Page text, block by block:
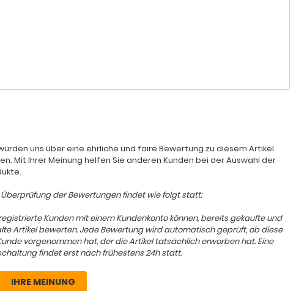
uns über eine ehrliche und faire Bewertung zu diesem Artikel
Mit Ihrer Meinung helfen Sie anderen Kunden bei der Auswahl der
Überprüfung der Bewertungen findet wie folgt statt:
Kunden mit einem Kundenkonto können, bereits gekaufte und
Artikel bewerten. Jede Bewertung wird automatisch geprüft, ob diese
vorgenommen hat, der die Artikel tatsächlich erworben hat. Eine
findet erst nach frühestens 24h statt.
IHRE MEINUNG